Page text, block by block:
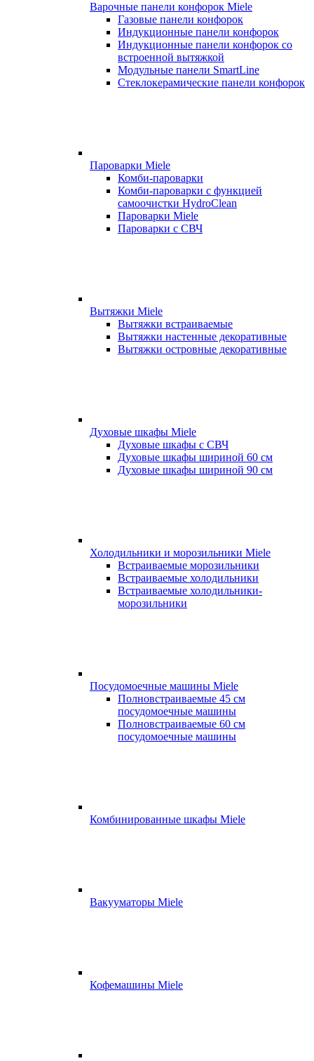
Варочные панели конфорок Miele
Газовые панели конфорок
Индукционные панели конфорок
Индукционные панели конфорок со
встроенной вытяжкой
Модульные панели SmartLine
Стеклокерамические панели конфорок
Пароварки Miele
Комби-пароварки
Комби-пароварки с функцией
самоочистки HydroClean
Пароварки Miele
Пароварки с СВЧ
Вытяжки Miele
Вытяжки встраиваемые
Вытяжки настенные декоративные
Вытяжки островные декоративные
Духовые шкафы Miele
Духовые шкафы с СВЧ
Духовые шкафы шириной 60 см
Духовые шкафы шириной 90 см
Холодильники и морозильники Miele
Встраиваемые морозильники
Встраиваемые холодильники
Встраиваемые холодильники-
морозильники
Посудомоечные машины Miele
Полновстраиваемые 45 см
посудомоечные машины
Полновстраиваемые 60 см
посудомоечные машины
Комбинированные шкафы Miele
Вакууматоры Miele
Кофемашины Miele